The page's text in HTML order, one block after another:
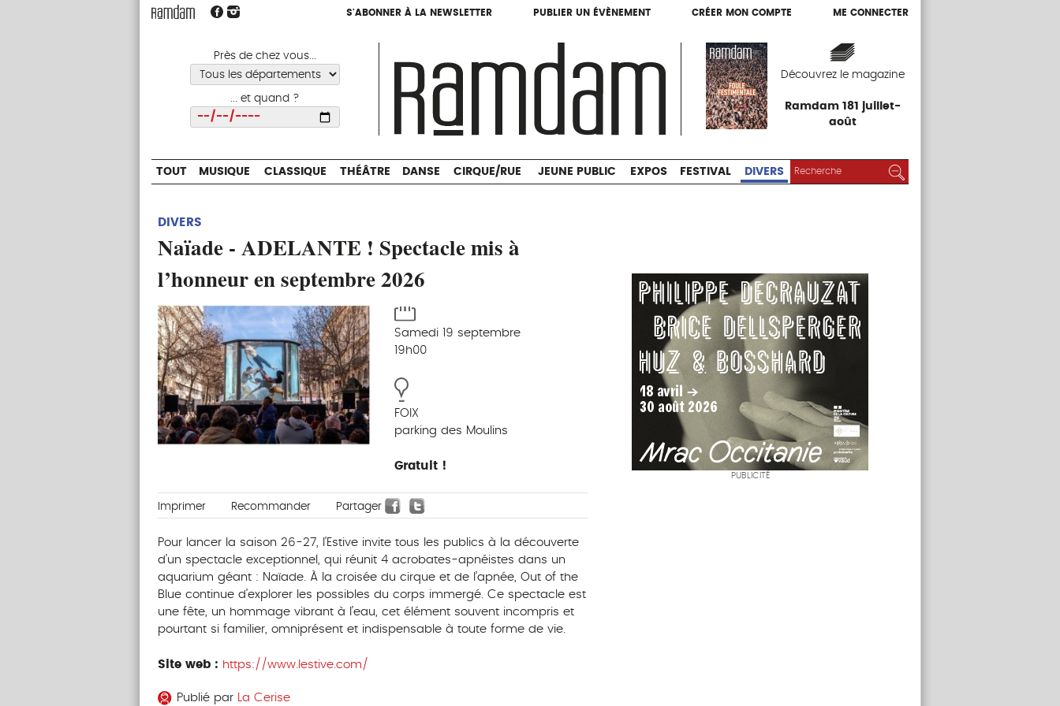
S'ABONNER À LA NEWSLETTER PUBLIER UN ÉVÈNEMENT CRÉER MON COMPTE ME CONNECTER
Près de chez vous...
... et quand ?
Découvrez le magazine
Ramdam 181 juillet-
août
S'ABONNER À LA NEWSLETTER PUBLIER UN ÉVÈNEMENT CRÉER MON COMPTE ME CONNECTER
CIRQUE/RUE JEUNE PUBLIC EXPOS
TOUT MUSIQUE CLASSIQUE THÉÂTRE DANSE CIRQUE/RUE JEUNE PUBLIC EXPOS FESTIVAL DIVERS RECHERCHER :
DIVERS
Naïade - ADELANTE ! Spectacle mis à
l’honneur en septembre 2026
Samedi 19 septembre
19h00
FOIX
parking des Moulins
Gratuit !
Imprimer Recommander Partager
Pour lancer la saison 26-27, l’Estive invite tous les publics à la découverte
d’un spectacle exceptionnel, qui réunit 4 acrobates-apnéistes dans un
aquarium géant : Naïade. À la croisée du cirque et de l’apnée, Out of the
Blue continue d’explorer les possibles du corps immergé. Ce spectacle est
une fête, un hommage vibrant à l’eau, cet élément souvent incompris et
pourtant si familier, omniprésent et indispensable à toute forme de vie.
Site web : https://www.lestive.com/
Publié par La Cerise
PUBLICITÉ